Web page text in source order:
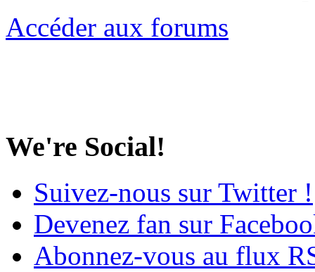
Accéder aux forums
We're Social!
Suivez-nous sur Twitter !
Devenez fan sur
Abonnez-vous au flux